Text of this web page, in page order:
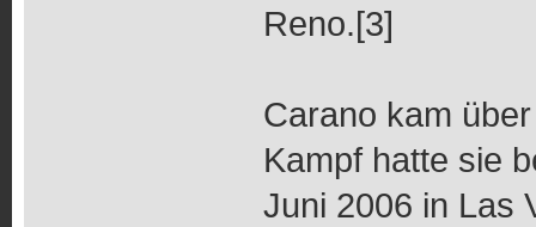
Reno.[3]
Carano kam
Kampf hatte sie
Juni 2006 in Las